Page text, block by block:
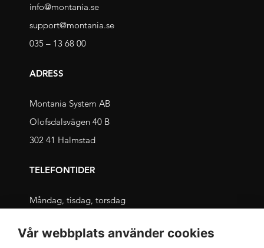
info@montania.se
support@montania.se
035 – 13 68 00
ADRESS
Montania System AB
Olofsdalsvägen 40 B
302 41 Halmstad
TELEFONTIDER
Måndag, tisdag, torsdag
Onsdag, fredag
Vår webbplats använder cookies